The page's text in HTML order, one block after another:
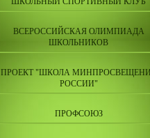
ВСЕРОССИЙСКАЯ ОЛИМПИАДА
ШКОЛЬНИКОВ
ПРОЕКТ "ШКОЛА
РОССИИ"
ПРОФСОЮЗ